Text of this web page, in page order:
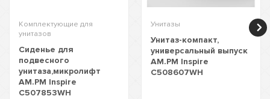
Комплектующие для
унитазов
Сиденье для
подвесного
унитаза,микролифт
AM.PM Inspire
C507853WH
Унитазы
Унитаз-компакт,
универсальный выпуск
AM.PM Inspire
C508607WH